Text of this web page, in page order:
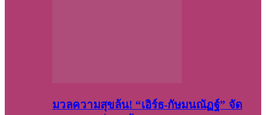
มวลความสุขล้น! “เอิร์ธ-กัษมนณัฏฐ์” จัด